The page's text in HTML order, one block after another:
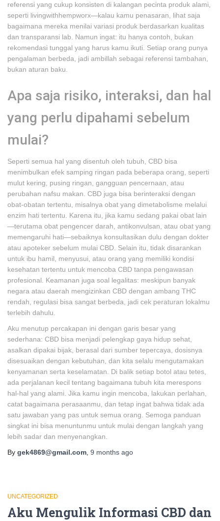
referensi yang cukup konsisten di kalangan pecinta produk alami,
seperti livingwithhempworx—kalau kamu penasaran, lihat saja
bagaimana mereka menilai variasi produk berdasarkan kualitas
dan transparansi lab. Namun ingat: itu hanya contoh, bukan
rekomendasi tunggal yang harus kamu ikuti. Setiap orang punya
pengalaman berbeda, jadi ambillah sebagai referensi tambahan,
bukan aturan baku.
Apa saja risiko, interaksi, dan hal
yang perlu dipahami sebelum
mulai?
Seperti semua hal yang disentuh oleh tubuh, CBD bisa
menimbulkan efek samping ringan pada beberapa orang, seperti
mulut kering, pusing ringan, gangguan pencernaan, atau
perubahan nafsu makan. CBD juga bisa berinteraksi dengan
obat-obatan tertentu, misalnya obat yang dimetabolisme melalui
enzim hati tertentu. Karena itu, jika kamu sedang pakai obat lain
—terutama obat pengencer darah, antikonvulsan, atau obat yang
memengaruhi hati—sebaiknya konsultasikan dulu dengan dokter
atau apoteker sebelum mulai CBD. Selain itu, tidak disarankan
untuk ibu hamil, menyusui, atau orang yang memiliki kondisi
kesehatan tertentu untuk mencoba CBD tanpa pengawasan
profesional. Keamanan juga soal legalitas: meskipun banyak
negara atau daerah mengizinkan CBD dengan ambang THC
rendah, regulasi bisa sangat berbeda, jadi cek peraturan lokalmu
terlebih dahulu.
Aku menutup percakapan ini dengan garis besar yang
sederhana: CBD bisa menjadi pelengkap gaya hidup sehat,
asalkan dipakai bijak, berasal dari sumber tepercaya, dosisnya
disesuaikan dengan kebutuhan, dan kita selalu mengutamakan
kenyamanan serta keselamatan. Di balik setiap botol atau tetes,
ada perjalanan kecil tentang bagaimana tubuh kita merespons
hal-hal yang alami. Jika kamu ingin mencoba, lakukan perlahan,
catat bagaimana perasaanmu, dan tetap ingat bahwa tidak ada
satu jawaban yang pas untuk semua orang. Semoga panduan
singkat ini bisa menuntunmu untuk mulai dengan langkah yang
lebih sadar dan menyenangkan.
By gek4869@gmail.com 9 months ago
UNCATEGORIZED
Aku Mengulik Informasi CBD dan